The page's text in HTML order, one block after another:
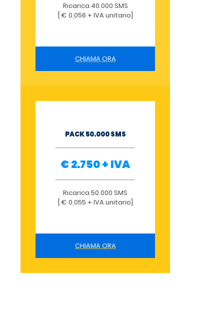
Ricarica 40.000 SMS
[ € 0,056 + IVA unitario]
CHIAMA ORA
PACK 50.000 SMS
€ 2.750 + IVA
Ricarica 50.000 SMS
[ € 0,055 + IVA unitario]
CHIAMA ORA